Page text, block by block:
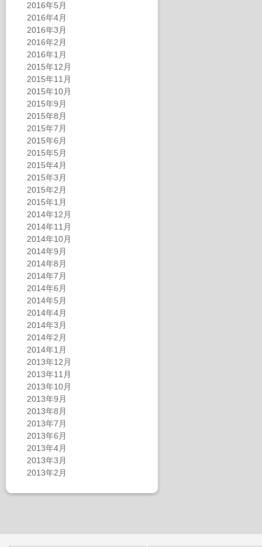
2016年5月
2016年4月
2016年3月
2016年2月
2016年1月
2015年12月
2015年11月
2015年10月
2015年9月
2015年8月
2015年7月
2015年6月
2015年5月
2015年4月
2015年3月
2015年2月
2015年1月
2014年12月
2014年11月
2014年10月
2014年9月
2014年8月
2014年7月
2014年6月
2014年5月
2014年4月
2014年3月
2014年2月
2014年1月
2013年12月
2013年11月
2013年10月
2013年9月
2013年8月
2013年7月
2013年6月
2013年4月
2013年3月
2013年2月